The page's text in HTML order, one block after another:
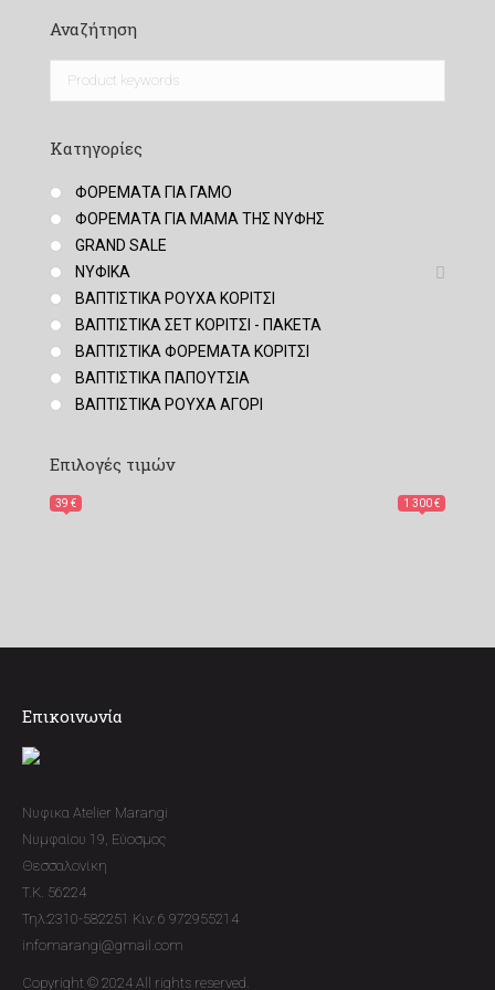
Αναζήτηση
Κατηγορίες
ΦΟΡΕΜΑΤΑ ΓΙΑ ΓΑΜΟ
ΦΟΡΕΜΑΤΑ ΓΙΑ ΜΑΜΑ ΤΗΣ ΝΥΦΗΣ
GRAND SALE
ΝΥΦΙΚΑ
ΒΑΠΤΙΣΤΙΚΑ ΡΟΥΧΑ ΚΟΡΙΤΣΙ
ΒΑΠΤΙΣΤΙΚΑ ΣΕΤ ΚΟΡΙΤΣΙ - ΠΑΚΕΤΑ
ΒΑΠΤΙΣΤΙΚΑ ΦΟΡΕΜΑΤΑ ΚΟΡΙΤΣΙ
ΒΑΠΤΙΣΤΙΚΑ ΠΑΠΟΥΤΣΙΑ
ΒΑΠΤΙΣΤΙΚΑ ΡΟΥΧΑ ΑΓΟΡΙ
Επιλογές τιμών
39 € 1 300 €
Επικοινωνία
Νυφικα Atelier Marangi
Νυμφαίου 19, Εύοσμος
Θεσσαλονίκη
T.K. 56224
Τηλ:2310-582251 Κιν: 6 972955214
infomarangi@gmail.com
Copyright © 2024 All rights reserved.